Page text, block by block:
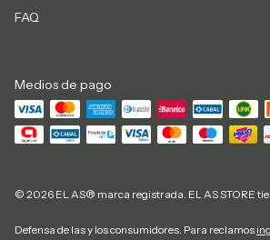
FAQ
Medios de pago
© 2026 EL AS® marca registrada. EL AS STORE
Defensa de las y los consumidores. Para reclamos